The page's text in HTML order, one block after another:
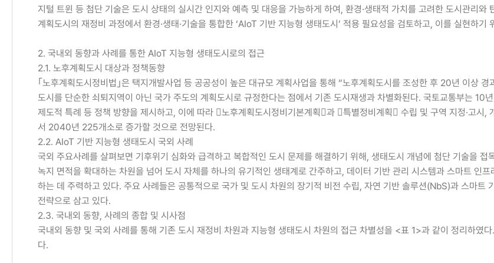
록
지털 트윈 등 첨단 기술은 도시 상태의 실시간 인지와 예측 및 대응을 가능하게 하여, 환경·생태적 가치를 고려한 도시관리
계획도시의 재정비 과정에서 환경·생태·기술을 통합한 ‘AIoT 기반 지능형 생태도시’ 적용 필요성을 검토하고, 이를 실현하
2. 국내외 동향과 사례를 통한 AIoT 지능형 생태도시로의 접근
2.1. 노후계획도시 대상과 정책동향
｢노후계획도시정비법｣은 택지개발사업 등 공공성이 높은 대규모 계획사업을 통해 “노후계획도시를 조성한 후 20년 이상
도시를 단순한 쇠퇴지역이 아닌 국가 주도의 계획도시로 규정한다는 점에서 기존 도시재생과 차별화된다. 국토교통부는 10
제도적 특례 등 정책 방향을 제시하고, 이에 따라 󰡔노후계획도시정비기본계획󰡕과 󰡔특별정비계획󰡕 수립 및 구역 지정·고
서 2040년 225개소로 증가할 것으로 전망된다.
2.2. AIoT 기반 지능형 생태도시 국외 사례
국외 주요사례를 살펴보면 기후위기 심화와 급격하고 복합적인 도시 문제를 해결하기 위해, 생태도시 개념에 첨단 기술을 접
녹지 면적을 확대하는 차원을 넘어 도시 자체를 하나의 유기적인 생태계로 간주하고, 데이터 기반 관리 시스템과 스마트
하는 데 주력하고 있다. 주요 사례들은 공통적으로 국가 및 도시 차원의 장기적 비전 수립, 자연 기반 솔루션(NbS)과 스마트
전략으로 삼고 있다.
2.3. 국내외 동향, 사례의 종합 및 시사점
국내외 동향 및 국외 사례를 통해 기존 도시 재정비 차원과 지능형 생태도시 차원의 접근 차별성을 <표 1>과 같이 정리하였
다.